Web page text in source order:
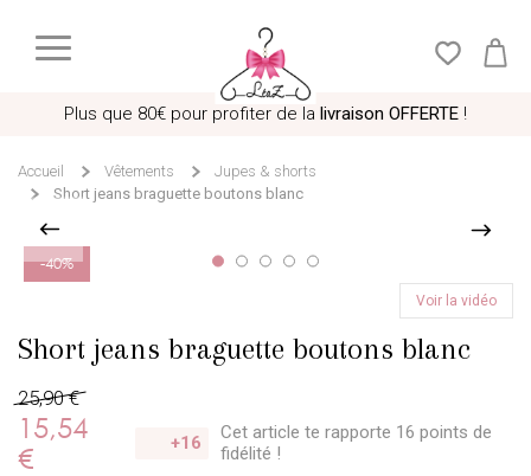
Plus que 80€ pour profiter de la livraison OFFERTE !
Accueil Vêtements
Jupes & shorts
Short jeans braguette boutons blanc
Voir la vidéo
Short jeans braguette boutons blanc
25,90 €
15,54
€
+16 Cet article te rapporte 16 points de
fidélité !
14 personnes regardent actuellement cet article